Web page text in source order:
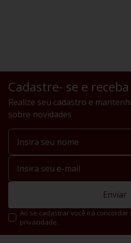
Cadastre- se e
Realize seu cadastro e
sobre novidades
Enviar
Ao se cadastrar você irá concordar
privacidade.